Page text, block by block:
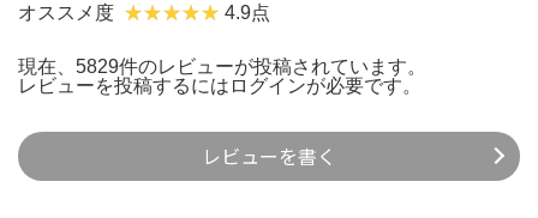
オススメ度 4.9点
現在、5829件のレビューが投稿されています。
レビューを投稿するには ログインが必要です。
レビューを書く